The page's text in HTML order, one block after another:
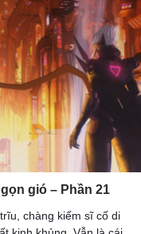
gió – Phần 21
chàng kiếm sĩ cố di